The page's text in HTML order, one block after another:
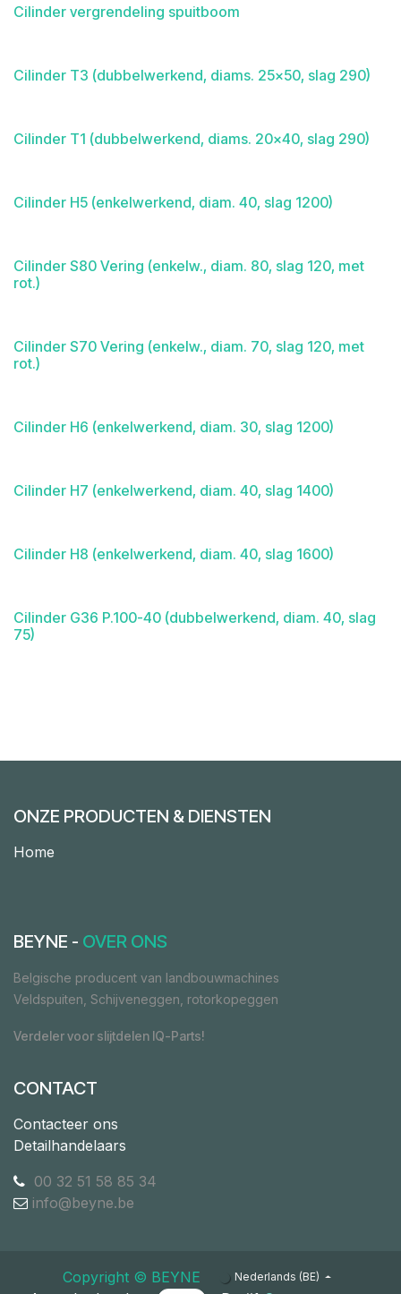
Cilinder vergrendeling spuitboom
Cilinder T3 (dubbelwerkend, diams. 25x50, slag 290)
Cilinder T1 (dubbelwerkend, diams. 20x40, slag 290)
Cilinder H5 (enkelwerkend, diam. 40, slag 1200)
Cilinder S80 Vering (enkelw., diam. 80, slag 120, met
rot.)
Cilinder S70 Vering (enkelw., diam. 70, slag 120, met
rot.)
Cilinder H6 (enkelwerkend, diam. 30, slag 1200)
Cilinder H7 (enkelwerkend, diam. 40, slag 1400)
Cilinder H8 (enkelwerkend, diam. 40, slag 1600)
Cilinder G36 P.100-40 (dubbelwerkend, diam. 40, slag
75)
ONZE PRODUCTEN & DIENSTEN
Home
BEYNE - OVER ONS
Belgische producent van landbouwmachines
Veldspuiten, Schijveneggen, rotorkopeggen
Verdeler voor slijtdelen IQ-Parts!
CONTACT
Contacteer ons
Detailhandelaars
00 32 51 58 85 34
info@beyne.be
Copyright ©​ ​BEYNE Nederlands (BE)